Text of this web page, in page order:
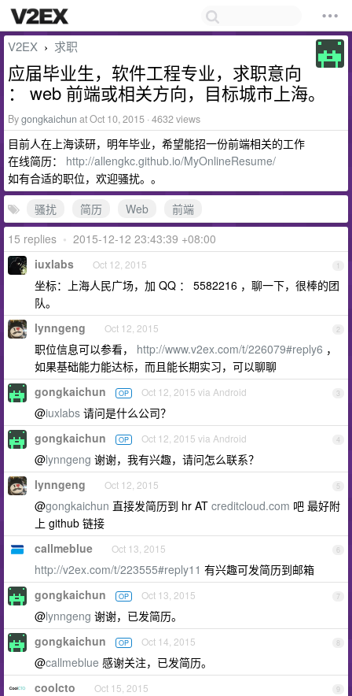
V2EX › 求职
应届毕业生，软件工程专业，求职意向
： web 前端或相关方向，目标城市上海。
Bygongkaichun at Oct 10, 2015 · 4632 views
目前人在上海读研，明年毕业，希望能招一份前端相关的工作
在线简历： http://allengkc.github.io/MyOnlineResume/
如有合适的职位，欢迎骚扰。。
骚扰
简历 Web
前端
15 replies • 2015-12-12 23:43:39 +08:00
1
iuxlabs Oct 12, 2015
坐标：上海人民广场，加 QQ ： 5582216 ，聊一下，很棒的团
队。
2
lynngeng Oct 12, 2015
职位信息可以参看， http://www.v2ex.com/t/226079#reply6 ，
如果基础能力能达标，而且能长期实习，可以聊聊
3
gongkaichun OP Oct 12, 2015 via Android
@iuxlabs 请问是什么公司？
4
gongkaichun OP Oct 12, 2015 via Android
@lynngeng 谢谢，我有兴趣，请问怎么联系？
5
lynngeng Oct 12, 2015
@gongkaichun 直接发简历到 hr AT creditcloud.com 吧 最好附
上 github 链接
6
callmeblue Oct 13, 2015
http://v2ex.com/t/223555#reply11 有兴趣可发简历到邮箱
7
gongkaichun OP Oct 13, 2015
@lynngeng 谢谢，已发简历。
8
gongkaichun OP Oct 14, 2015
@callmeblue 感谢关注，已发简历。
9
coolcto Oct 15, 2015